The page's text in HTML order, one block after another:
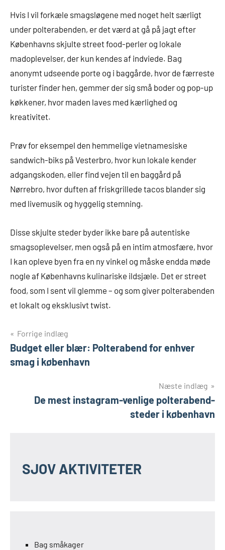
Hvis I vil forkæle smagsløgene med noget helt særligt
under polterabenden, er det værd at gå på jagt efter
Københavns skjulte street food-perler og lokale
madoplevelser, der kun kendes af indviede. Bag
anonymt udseende porte og i baggårde, hvor de færreste
turister finder hen, gemmer der sig små boder og pop-up
køkkener, hvor maden laves med kærlighed og
kreativitet.
Prøv for eksempel den hemmelige vietnamesiske
sandwich-biks på Vesterbro, hvor kun lokale kender
adgangskoden, eller find vejen til en baggård på
Nørrebro, hvor duften af friskgrillede tacos blander sig
med livemusik og hyggelig stemning.
Disse skjulte steder byder ikke bare på autentiske
smagsoplevelser, men også på en intim atmosfære, hvor
I kan opleve byen fra en ny vinkel og måske endda møde
nogle af Københavns kulinariske ildsjæle. Det er street
food, som I sent vil glemme – og som giver polterabenden
et lokalt og eksklusivt twist.
Indlægsnavigation
Forrige indlæg
Budget eller blær: Polterabend for enhver
smag i københavn
Næste indlæg
De mest instagram-venlige polterabend-
steder i københavn
SJOV AKTIVITETER
Bag småkager